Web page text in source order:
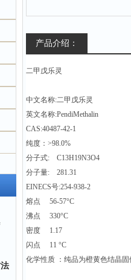
产品介绍：
二甲戊乐灵
中文名称:二甲戊乐灵
英文名称:PendiMethalin
CAS:40487-42-1
纯度：>98.0%
分子式: C13H19N3O4
分子量: 281.31
EINECS号:254-938-2
熔点 56-57°C
沸点 330°C
密度 1.17
闪点 11 °C
化学性质 ：纯品为橙黄色结晶固